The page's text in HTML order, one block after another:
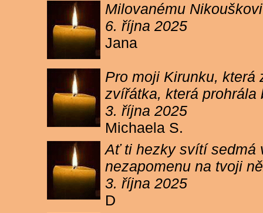
Milovanému
6. října 2025
Jana
Pro moji Kirunku, která
zvířátka, která prohrála
3. října 2025
Michaela S.
Ať ti hezky svítí sedmá
nezapomenu na tvoji
3. října 2025
D